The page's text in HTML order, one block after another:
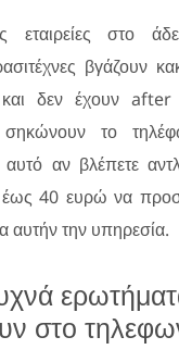
εταιρείες στο
βγάζουν
και δεν έχουν
το
αν βλέπετε
40 ευρώ να
αυτήν την υπηρεσία.
στο